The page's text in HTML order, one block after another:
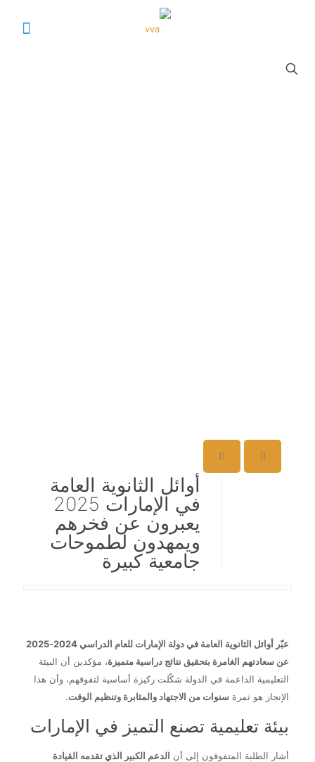
أوائل الثانوية العامة
في الإمارات 2025
يعبرون عن فخرهم
ويمهدون لطموحات
جامعية كبيرة
عبّر أوائل الثانوية العامة في دولة الإمارات للعام الدراسي 2024-2025
عن سعادتهم الغامرة بتحقيق نتائج دراسية متميزة، مؤكدين أن البيئة
التعليمية الداعمة في الدولة شكّلت ركيزة أساسية لتفوقهم، وأن هذا
الإنجاز هو ثمرة سنوات من الاجتهاد والمثابرة وتنظيم الوقت.
بيئة تعليمية تصنع التميز في الإمارات
أشار الطلبة المتفوقون إلى أن الدعم الكبير الذي تقدمه القيادة